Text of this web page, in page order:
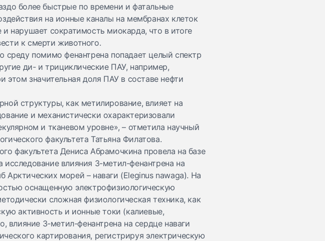
более быстрые по времени и фатальные
на ионные каналы на мембранах клеток
нарушает сократимость миокарда, что в итоге
к смерти животного.
среду помимо фенантрена попадает целый спектр
ди- и трициклические ПАУ, например,
этом значительная доля ПАУ в составе нефти
структуры, как метилирование, влияет на
и механистически охарактеризовали
и тканевом уровне», – отметила научный
факультета Татьяна Филатова.
факультета Дениса Абрамочкина провела на базе
влияния 3-метил-фенантрена на
морей – наваги (Eleginus nawaga). На
оснащенную электрофизиологическую
сложная физиологическая техника, как
активность и ионные токи (калиевые,
влияние 3-метил-фенантрена на сердце наваги
картирования, регистрируя электрическую